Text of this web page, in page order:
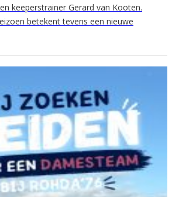
keeperstrainer Gerard van Kooten.
betekent tevens een nieuwe